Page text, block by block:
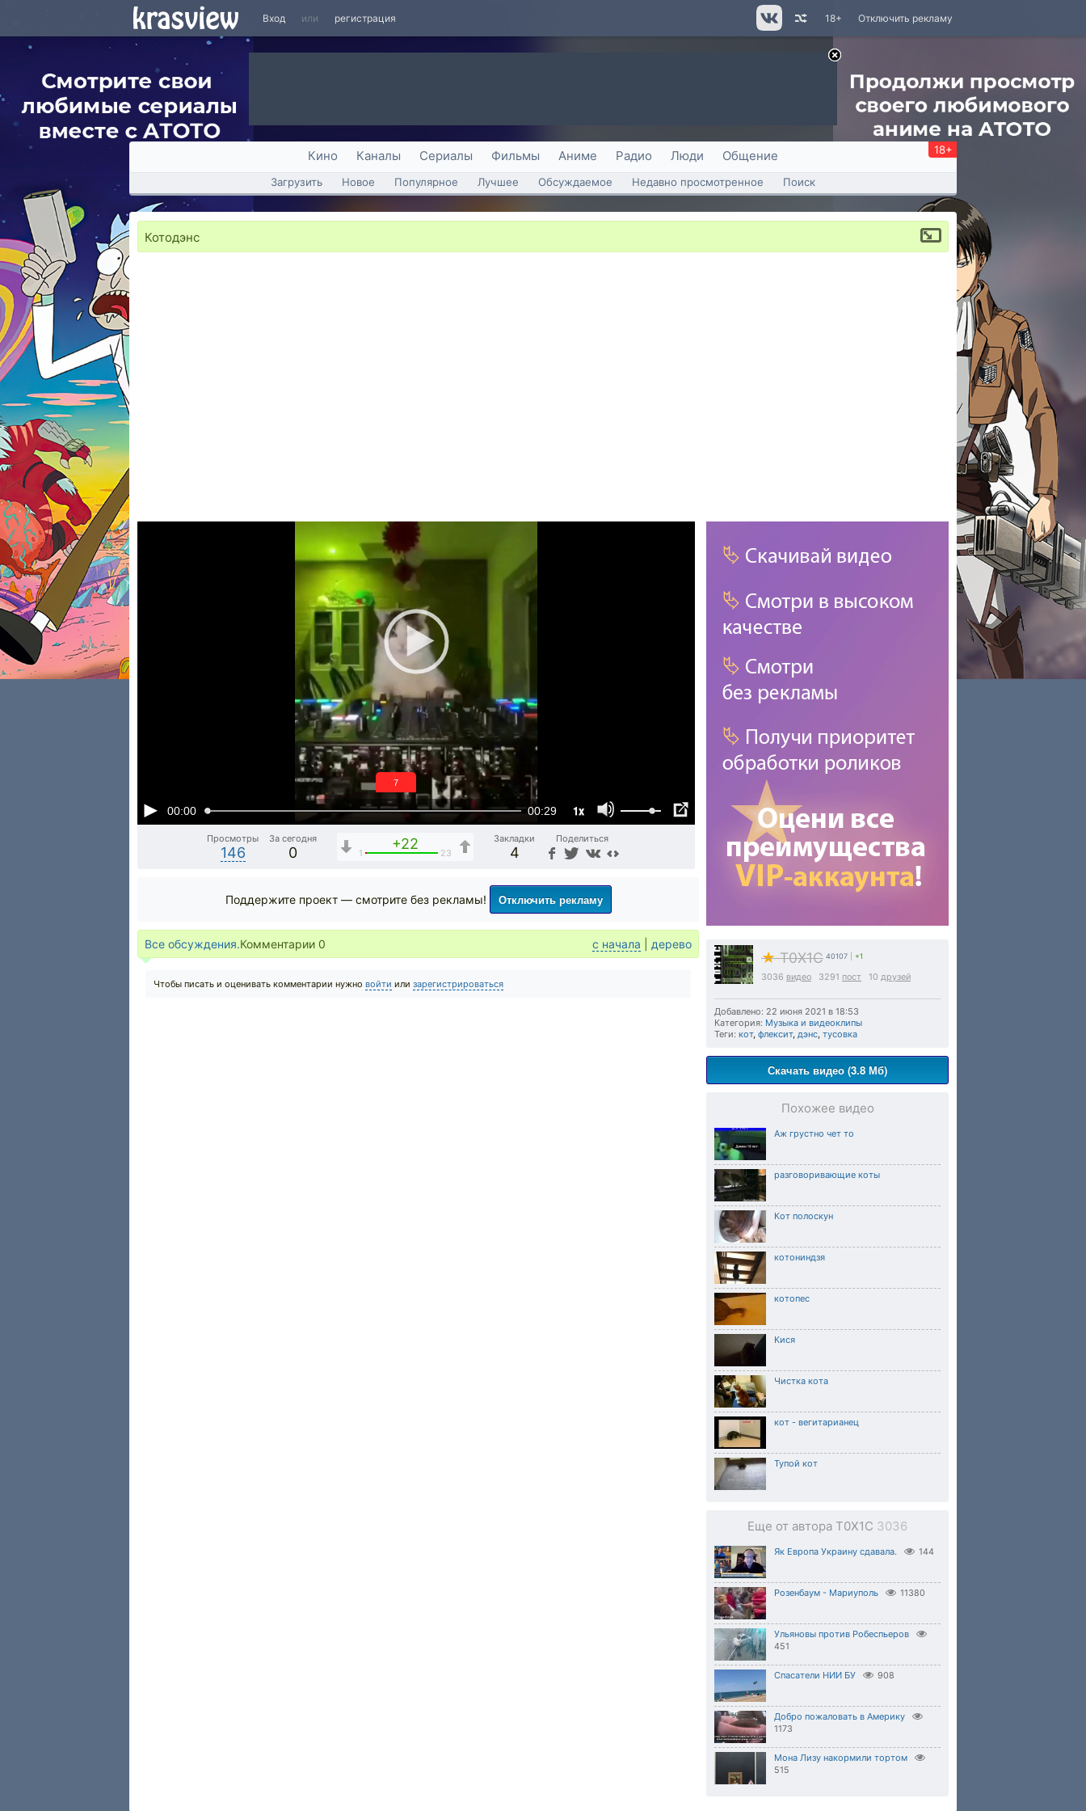
Вход или регистрация Отключить рекламу
18+
Кино Каналы Сериалы Фильмы Аниме Радио Люди Общение 18+
Загрузить Новое Популярное Лучшее Обсуждаемое Недавно просмотренное Поиск
Котодэнс
00:00 00:29 1x
6
Просмотры
146
За сегодня
0
+22
1 23
Закладки
4
Поделиться
★T0X1C 40107 +1
3036 видео 3291 пост 10 друзей
Добавлено: 22 июня 2021 в 18:53
Категория: Музыка и видеоклипы
Теги: кот, флексит, дэнс, тусовка
Скачать видео (3.8 Мб)
Похожее видео
Аж грустно чет то
разговоривающие коты
Кот полоскун
котониндзя
котопес
Кися
Чистка кота
кот - вегитарианец
Тупой кот
Еще от автора T0X1C 3036
Як Европа Украину сдавала. 144
Розенбаум - Мариуполь 11380
Ульяновы против Робеспьеров
451
Спасатели НИИ БУ 908
Добро пожаловать в Америку
1173
Мона Лизу накормили тортом
515
Поддержите проект — смотрите без рекламы! Отключить рекламу
Все обсуждения.Комментарии 0 с начала дерево
Чтобы писать и оценивать комментарии нужно войти или зарегистрироваться